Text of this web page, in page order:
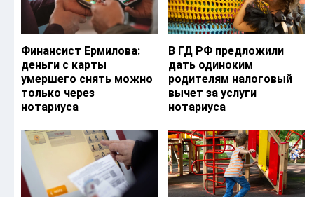
Финансист Ермилова:
деньги с карты
умершего снять можно
только через
нотариуса
В ГД РФ предложили
дать одиноким
родителям налоговый
вычет за услуги
нотариуса